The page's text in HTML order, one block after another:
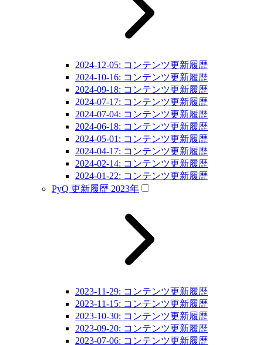
2024-12-05: コンテンツ更新履歴
2024-10-16: コンテンツ更新履歴
2024-09-18: コンテンツ更新履歴
2024-07-17: コンテンツ更新履歴
2024-07-04: コンテンツ更新履歴
2024-06-18: コンテンツ更新履歴
2024-05-01: コンテンツ更新履歴
2024-04-17: コンテンツ更新履歴
2024-02-14: コンテンツ更新履歴
2024-01-22: コンテンツ更新履歴
PyQ 更新履歴 2023年
2023-11-29: コンテンツ更新履歴
2023-11-15: コンテンツ更新履歴
2023-10-30: コンテンツ更新履歴
2023-09-20: コンテンツ更新履歴
2023-07-06: コンテンツ更新履歴